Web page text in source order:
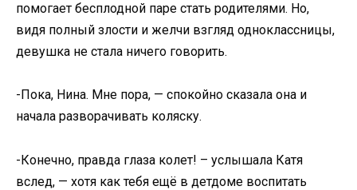
помогает бесплодной паре стать родителями. Но,
видя полный злости и желчи взгляд одноклассницы,
девушка не стала ничего говорить.
-Пока, Нина. Мне пора, — спокойно сказала она и
начала разворачивать коляску.
-Конечно, правда глаза колет! – услышала Катя
вслед, — хотя как тебя ещё в детдоме воспитать